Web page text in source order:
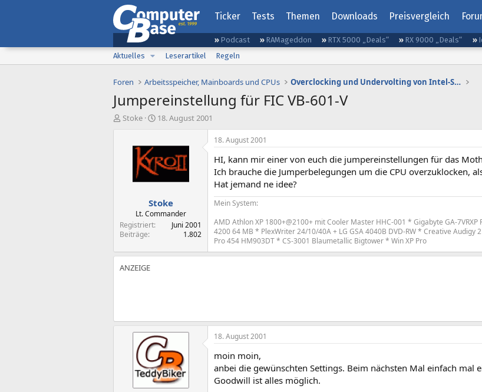
Ticker Tests Themen Downloads Preisvergleich
Podcast RAMageddon RTX 5000 „Deals“ RX 9000 „Deals“
Aktuelles
Leserartikel Regeln
Foren Arbeitsspeicher, Mainboards und CPUs Overclocking und Undervolting von Intel-Systemen
Jumpereinstellung für FIC VB-601-V
E
Stoke
E
t
e
l
l
a
m
18. August 2001
Stoke
Lt. Commander
Registriert
Juni 2001
Beiträge
1.802
18. August 2001
HI, kann mir einer von euch die jumpereinstellungen für das
Ich brauche die Jumperbelegungen um die CPU overzuklocken,
Hat jemand ne idee?
Mein System:
AMD Athlon XP 1800+@2100+ mit Cooler Master HHC-001 * Gigabyte GA-
4200 64 MB * PlexWriter 24/10/40A + LG GSA 4040B DVD-RW * Creative
Pro 454 HM903DT * CS-3001 Blaumetallic Bigtower * Win XP Pro
18. August 2001
moin moin,
anbei die gewünschten Settings. Beim nächsten Mal einfach mal
Goodwill ist alles möglich.